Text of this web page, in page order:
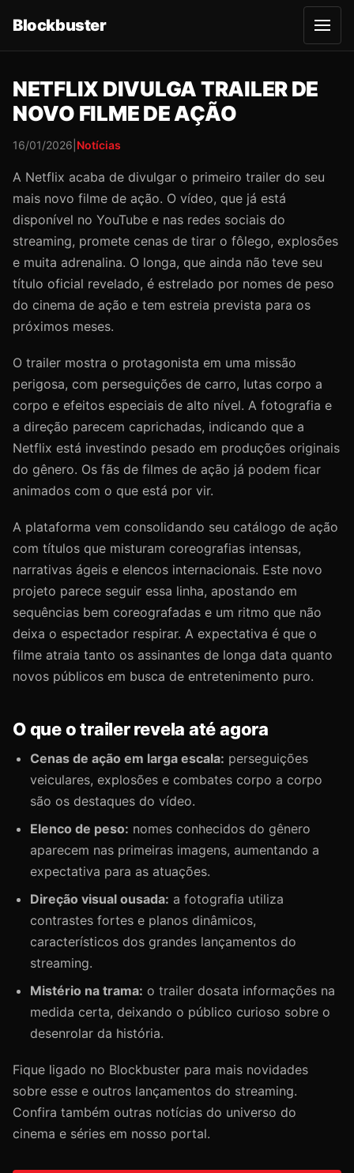
Blockbuster
A
b
r
NETFLIX DIVULGA TRAILER DE
NOVO FILME DE AÇÃO
16/01/2026 Notícias
A Netflix acaba de divulgar o primeiro trailer do seu
mais novo filme de ação. O vídeo, que já está
disponível no YouTube e nas redes sociais do
streaming, promete cenas de tirar o fôlego, explosões
e muita adrenalina. O longa, que ainda não teve seu
título oficial revelado, é estrelado por nomes de peso
do cinema de ação e tem estreia prevista para os
próximos meses.
O trailer mostra o protagonista em uma missão
perigosa, com perseguições de carro, lutas corpo a
corpo e efeitos especiais de alto nível. A fotografia e
a direção parecem caprichadas, indicando que a
Netflix está investindo pesado em produções originais
do gênero. Os fãs de filmes de ação já podem ficar
animados com o que está por vir.
A plataforma vem consolidando seu catálogo de ação
com títulos que misturam coreografias intensas,
narrativas ágeis e elencos internacionais. Este novo
projeto parece seguir essa linha, apostando em
sequências bem coreografadas e um ritmo que não
deixa o espectador respirar. A expectativa é que o
filme atraia tanto os assinantes de longa data quanto
novos públicos em busca de entretenimento puro.
O que o trailer revela até agora
Cenas de ação em larga escala: perseguições
veiculares, explosões e combates corpo a corpo
são os destaques do vídeo.
Elenco de peso: nomes conhecidos do gênero
aparecem nas primeiras imagens, aumentando a
expectativa para as atuações.
Direção visual ousada: a fotografia utiliza
contrastes fortes e planos dinâmicos,
característicos dos grandes lançamentos do
streaming.
Mistério na trama: o trailer dosata informações na
medida certa, deixando o público curioso sobre o
desenrolar da história.
Fique ligado no Blockbuster para mais novidades
sobre esse e outros lançamentos do streaming.
Confira também outras notícias do universo do
cinema e séries em nosso portal.